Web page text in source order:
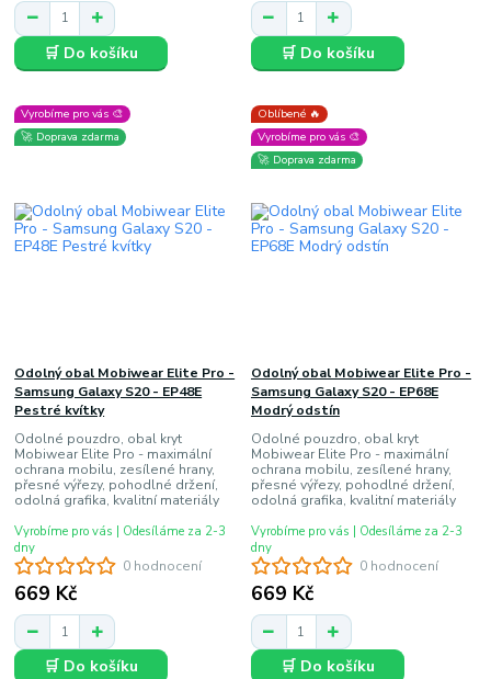
🛒 Do košíku 🛒 Do košíku
Vyrobíme pro vás 🎨
🚀 Doprava zdarma
0 hodnocení
Odolný obal Mobiwear Elite Pro -
Samsung Galaxy S20 - EP48E
Pestré kvítky
Odolné pouzdro, obal kryt
Mobiwear Elite Pro - maximální
ochrana mobilu, zesílené hrany,
přesné výřezy, pohodlné držení,
odolná grafika, kvalitní materiály
669 Kč
Vyrobíme pro vás | Odesíláme za 2-3
dny
🛒 Do košíku
Oblíbené 🔥
Vyrobíme pro vás 🎨
🚀 Doprava zdarma
0 hodnocení
Odolný obal Mobiwear Elite Pro -
Samsung Galaxy S20 - EP68E
Modrý odstín
Odolné pouzdro, obal kryt
Mobiwear Elite Pro - maximální
ochrana mobilu, zesílené hrany,
přesné výřezy, pohodlné držení,
odolná grafika, kvalitní materiály
669 Kč
Vyrobíme pro vás | Odesíláme za 2-3
dny
🛒 Do košíku